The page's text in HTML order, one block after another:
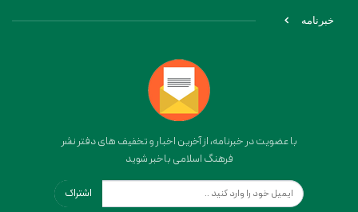
خبرنامه
با عضویت در خبرنامه، از آخرین اخبار و تخفیف های دفتر نشر
فرهنگ اسلامی باخبر شوید
اشتراک